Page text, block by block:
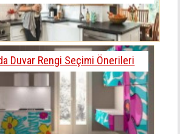
Duvar Rengi Seçimi Önerileri